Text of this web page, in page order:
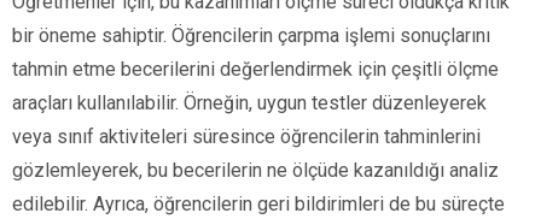
bir öneme sahiptir. Öğrencilerin çarpma işlemi sonuçlarını
tahmin etme becerilerini değerlendirmek için çeşitli ölçme
araçları kullanılabilir. Örneğin, uygun testler düzenleyerek
veya sınıf aktiviteleri süresince öğrencilerin tahminlerini
gözlemleyerek, bu becerilerin ne ölçüde kazanıldığı analiz
edilebilir. Ayrıca, öğrencilerin geri bildirimleri de bu süreçte